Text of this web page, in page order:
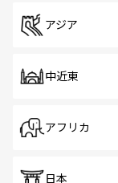
アジア
中近東
アフリカ
日本